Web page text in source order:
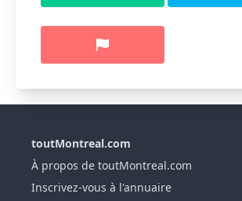
toutMontreal.com
À propos de toutMontreal.com
Inscrivez-vous à l'annuaire